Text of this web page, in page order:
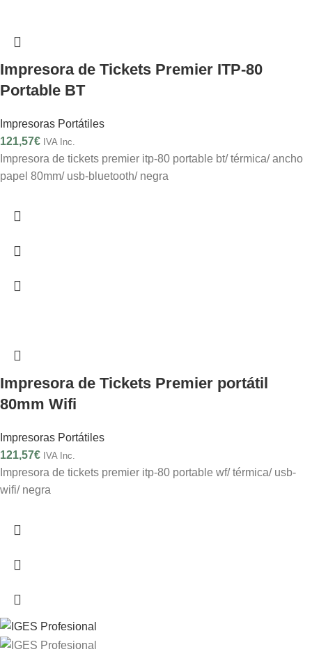
Impresora de Tickets Premier ITP-80
Portable BT
Impresoras Portátiles
121,57€ IVA Inc.
Impresora de tickets premier itp-80 portable bt/ térmica/ ancho
papel 80mm/ usb-bluetooth/ negra
Impresora de Tickets Premier portátil
80mm Wifi
Impresoras Portátiles
121,57€ IVA Inc.
Impresora de tickets premier itp-80 portable wf/ térmica/ usb-
wifi/ negra